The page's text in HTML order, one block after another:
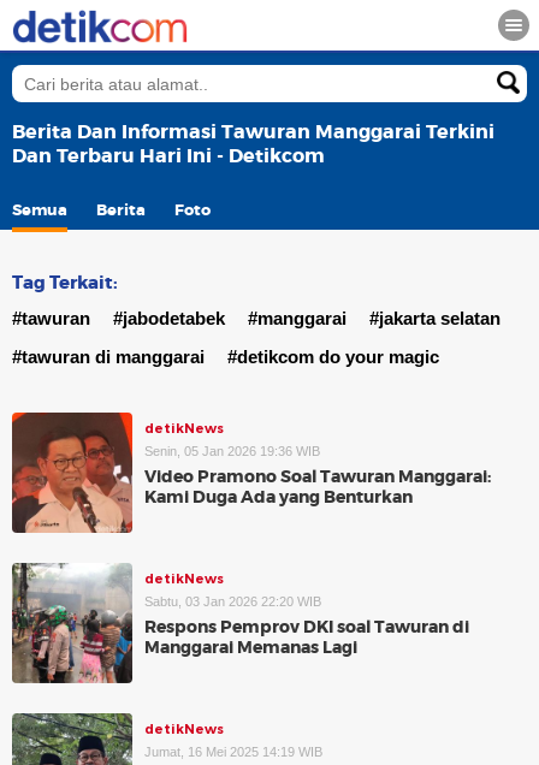
Berita Dan Informasi Tawuran Manggarai Terkini
Dan Terbaru Hari Ini - Detikcom
Semua Berita Foto
Tag Terkait:
#tawuran #jabodetabek #manggarai
#jakarta selatan
#tawuran di manggarai
#detikcom do your magic
detikNews
Senin, 05 Jan 2026 19:36 WIB
Video Pramono Soal Tawuran Manggarai:
Kami Duga Ada yang Benturkan
detikNews
Sabtu, 03 Jan 2026 22:20 WIB
Respons Pemprov DKI soal Tawuran di
Manggarai Memanas Lagi
detikNews
Jumat, 16 Mei 2025 14:19 WIB